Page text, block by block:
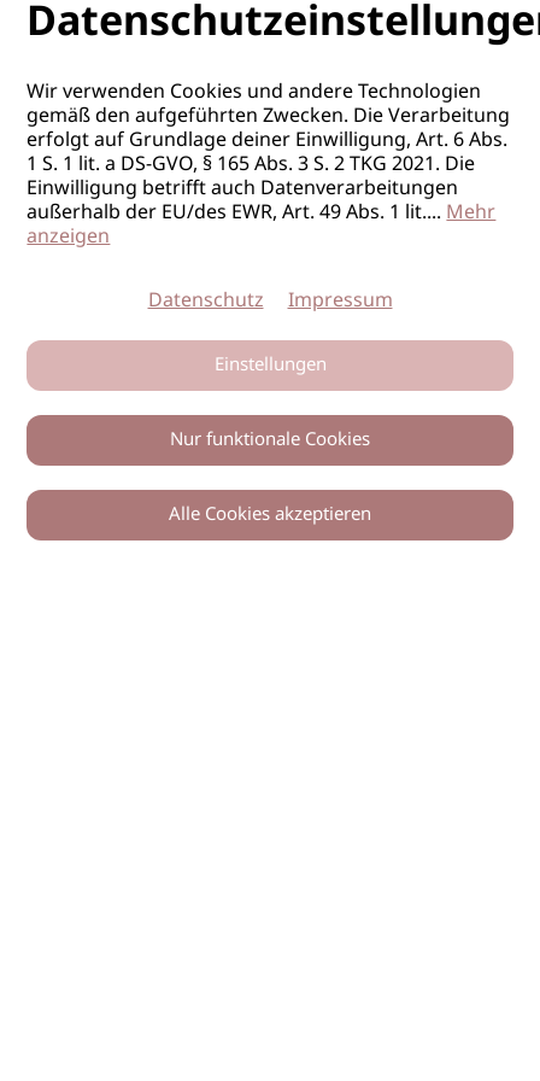
0
Wir verwenden Cookies und andere Technologien
gemäß den aufgeführten Zwecken. Die Verarbeitung
erfolgt auf Grundlage deiner Einwilligung, Art. 6 Abs.
1 S. 1 lit. a DS-GVO, § 165 Abs. 3 S. 2 TKG 2021. Die
Einwilligung betrifft auch Datenverarbeitungen
außerhalb der EU/des EWR, Art. 49 Abs. 1 lit....Mehr
anzeigen
Datenschutz Impressum
Einstellungen
Nur funktionale Cookies
Alle Cookies akzeptieren